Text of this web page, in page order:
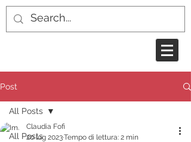
Post
All Posts
All Posts
Claudia Fofi
20 lug 2023Tempo di lettura: 2 min